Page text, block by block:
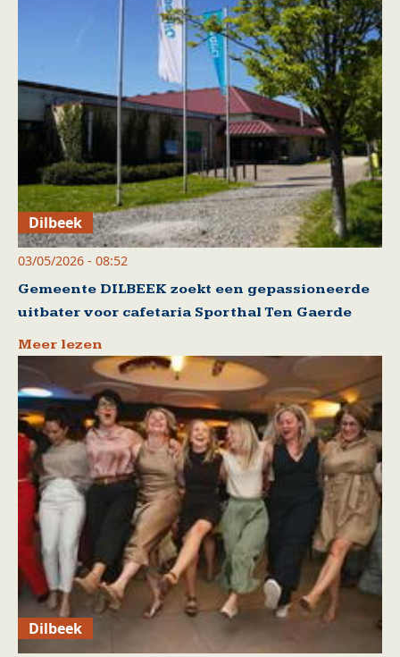
Dilbeek
03/05/2026 - 08:52
Gemeente DILBEEK zoekt een gepassioneerde
uitbater voor cafetaria Sporthal Ten Gaerde
Meer lezen
Dilbeek